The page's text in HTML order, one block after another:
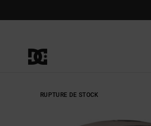
RUPTURE DE STOCK